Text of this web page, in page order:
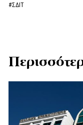
#ΣΔΙΤ